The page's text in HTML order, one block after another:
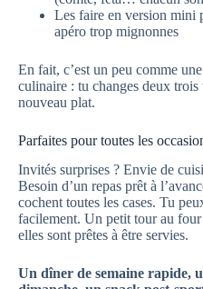
Les faire en version mini
apéro trop mignonnes
En fait, c’est un peu comme
culinaire : tu changes deux
nouveau plat.
Parfaites pour toutes les
Invités surprises ? Envie de
Besoin d’un repas prêt à
cochent toutes les cases. Tu
facilement. Un petit tour au
elles sont prêtes à être servies.
Un dîner de semaine rapide,